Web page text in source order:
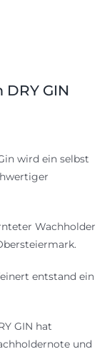
GIN
wird ein selbst
Wachholder
entstand ein
GIN hat
und